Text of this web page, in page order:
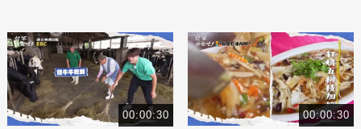
00:00:30 00:00:30